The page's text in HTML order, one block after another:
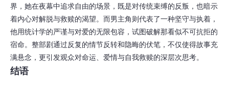
界，她在夜幕中追求自由的场景，既是对传统束缚的反叛，也暗示
着内心对解脱与救赎的渴望。而男主角则代表了一种坚守与执着，
他用统计学的严谨与对爱的无限包容，试图破解那看似不可抗拒的
宿命。整部剧通过反复的情节反转和隐晦的伏笔，不仅使得故事充
满悬念，更引发观众对命运、爱情与自我救赎的深层次思考。
结语